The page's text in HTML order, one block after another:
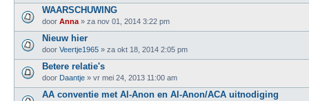
WAARSCHUWING
door Anna » za nov 01, 2014 3:22 pm
Nieuw hier
door Veertje1965 » za okt 18, 2014 2:05 pm
Betere relatie's
door Daantje » vr mei 24, 2013 11:00 am
AA conventie met Al-Anon en Al-Anon/ACA uitnodiging